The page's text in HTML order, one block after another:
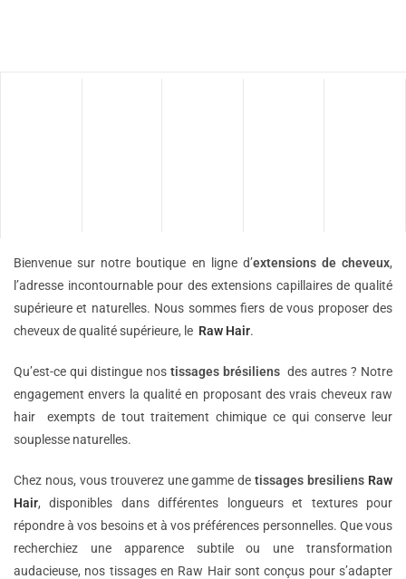
Bienvenue sur notre boutique en ligne d’extensions decheveux,
l’adresse incontournable pour des extensions capillaires de qualité
supérieure et naturelles. Nous sommes fiers de vous proposer des
cheveux de qualité supérieure, le Raw Hair.
Qu’est-ce qui distingue nos tissages brésiliens des autres ? Notre
engagement envers la qualité en proposant des vrais cheveux raw
hair exempts de tout traitement chimique ce qui conserve leur
souplesse naturelles.
Chez nous, vous trouverez une gamme detissages bresiliens Raw
Hair, disponibles dans différentes longueurs et textures pour
répondre à vos besoins et à vos préférences personnelles. Que vous
recherchiez une apparence subtile ou une transformation
audacieuse, nos tissages en Raw Hair sont conçus pour s’adapter